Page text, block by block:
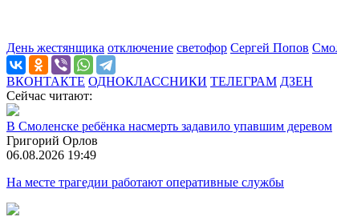
День жестянщика отключение светофор Сергей Попов
ВКОНТАКТЕ ОДНОКЛАССНИКИ ТЕЛЕГРАМ ДЗЕН
Сейчас читают:
В Смоленске ребёнка насмерть задавило упавшим деревом
Григорий Орлов
06.08.2026 19:49
На месте трагедии работают оперативные службы